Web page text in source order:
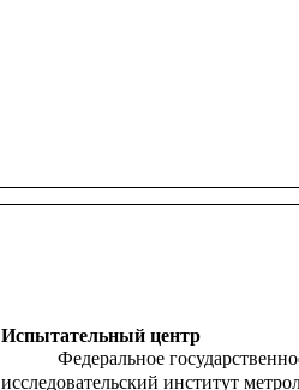
Испытательный центр
Федеральное
исследовательский институт